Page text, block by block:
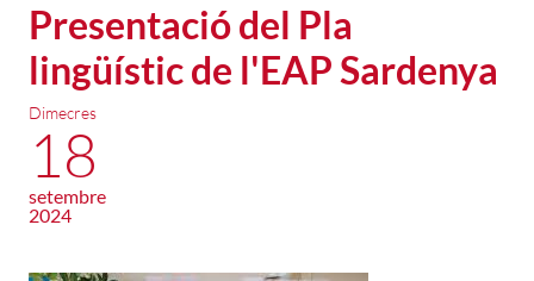
Presentació del Pla
lingüístic de l'EAP Sardenya
Dimecres
18
setembre
2024